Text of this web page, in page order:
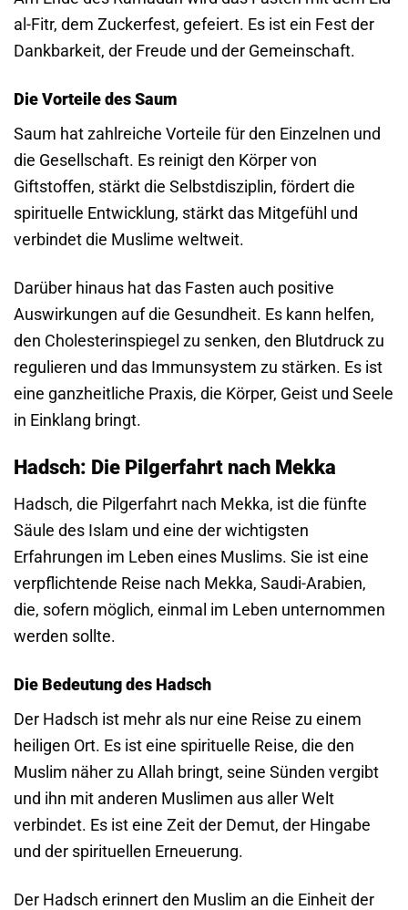
al-Fitr, dem Zuckerfest, gefeiert. Es ist ein Fest der
Dankbarkeit, der Freude und der Gemeinschaft.
Die Vorteile des Saum
Saum hat zahlreiche Vorteile für den Einzelnen und
die Gesellschaft. Es reinigt den Körper von
Giftstoffen, stärkt die Selbstdisziplin, fördert die
spirituelle Entwicklung, stärkt das Mitgefühl und
verbindet die Muslime weltweit.
Darüber hinaus hat das Fasten auch positive
Auswirkungen auf die Gesundheit. Es kann helfen,
den Cholesterinspiegel zu senken, den Blutdruck zu
regulieren und das Immunsystem zu stärken. Es ist
eine ganzheitliche Praxis, die Körper, Geist und Seele
in Einklang bringt.
Hadsch: Die Pilgerfahrt nach Mekka
Hadsch, die Pilgerfahrt nach Mekka, ist die fünfte
Säule des Islam und eine der wichtigsten
Erfahrungen im Leben eines Muslims. Sie ist eine
verpflichtende Reise nach Mekka, Saudi-Arabien,
die, sofern möglich, einmal im Leben unternommen
werden sollte.
Die Bedeutung des Hadsch
Der Hadsch ist mehr als nur eine Reise zu einem
heiligen Ort. Es ist eine spirituelle Reise, die den
Muslim näher zu Allah bringt, seine Sünden vergibt
und ihn mit anderen Muslimen aus aller Welt
verbindet. Es ist eine Zeit der Demut, der Hingabe
und der spirituellen Erneuerung.
Der Hadsch erinnert den Muslim an die Einheit der